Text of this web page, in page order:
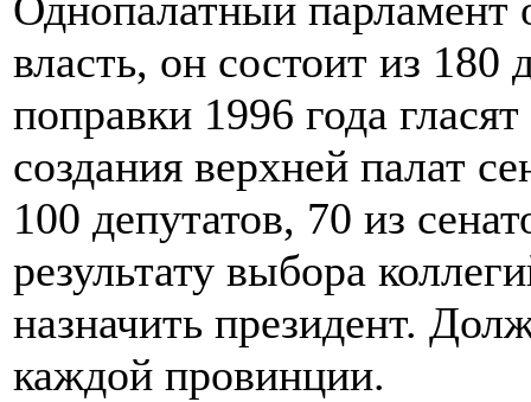
Однопалатный парламент
власть, он состоит из
поправки 1996 года
создания верхней палат
100 депутатов, 70 из
результату выбора
назначить президент.
каждой провинции.